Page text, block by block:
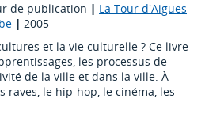
de publication | La Tour d'Aigues
| 2005
et la vie culturelle ? Ce livre
les processus de
de la ville et dans la ville. À
raves, le hip-hop, le cinéma, les